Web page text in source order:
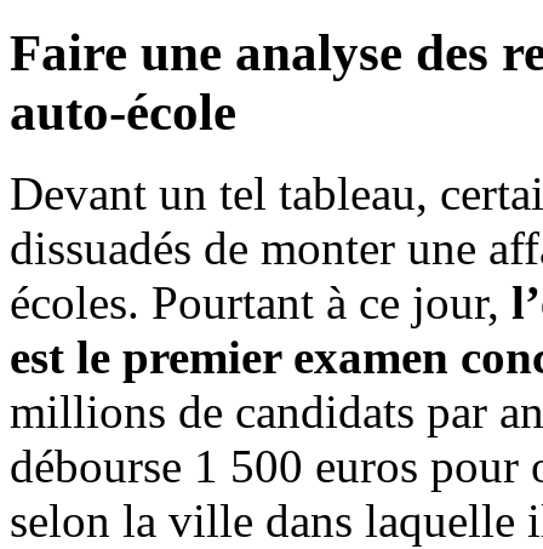
Faire une analyse des
auto-école
Devant un tel tableau,
dissuadés de monter une
écoles. Pourtant à ce jour,
est le premier examen
millions de candidats par
débourse 1 500 euros
selon la ville dans laquelle